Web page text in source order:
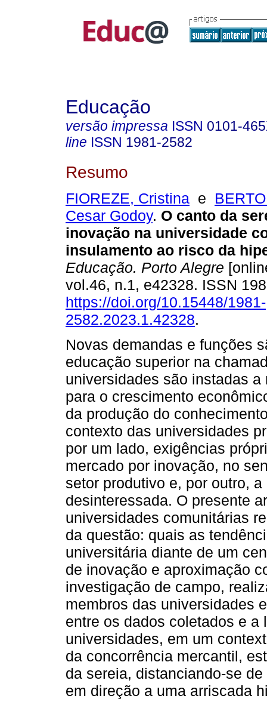
Educação
versão impressa ISSN 0101-
line ISSN 1981-2582
Resumo
FIOREZE, Cristina e
Cesar Godoy. O canto da
inovação na universidade
insulamento ao risco da
Educação. Porto Alegre
vol.46, n.1, e42328. ISSN
https://doi.org/10.15448/1981-
2582.2023.1.42328.
Novas demandas e funções
educação superior na
universidades são instadas
para o crescimento
da produção do
contexto das universidades
por um lado, exigências
mercado por inovação, no
setor produtivo e, por outro,
desinteressada. O presente
universidades comunitárias
da questão: quais as
universitária diante de um
de inovação e aproximação
investigação de campo,
membros das universidades
entre os dados coletados e a
universidades, em um
da concorrência mercantil,
da sereia, distanciando-se
em direção a uma arriscada